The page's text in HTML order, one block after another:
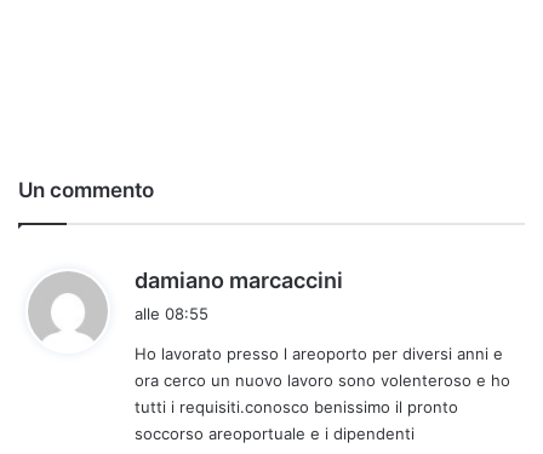
Un commento
damiano marcaccini
e
t
t
o
alle 08:55
Ho lavorato presso l areoporto per diversi anni e
ora cerco un nuovo lavoro sono volenteroso e ho
tutti i requisiti.conosco benissimo il pronto
soccorso areoportuale e i dipendenti